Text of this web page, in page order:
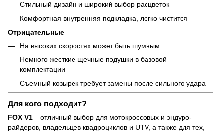
Стильный дизайн и широкий выбор расцветок
Комфортная внутренняя подкладка, легко чистится
Отрицательные
На высоких скоростях может быть шумным
Немного жесткие щечные подушки в базовой
комплектации
Съемный козырек требует замены после сильного удара
Для кого подходит?
FOX V1 – отличный выбор для мотокроссовых и эндуро-
райдеров, владельцев квадроциклов и UTV, а также для тех,